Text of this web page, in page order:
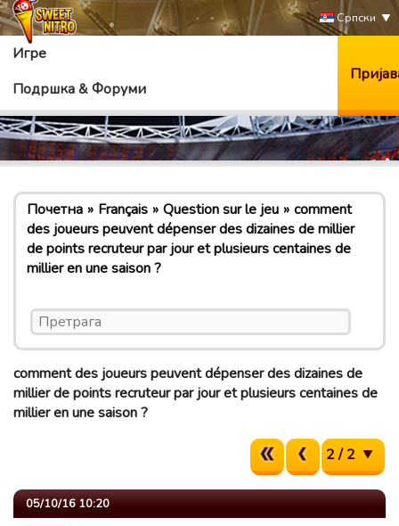
Српски
Игре
Подршка & Форуми
Почетна Français Question sur le jeu
comment
des joueurs peuvent dépenser des dizaines de millier
de points recruteur par jour et plusieurs centaines de
millier en une saison ?
comment des joueurs peuvent dépenser des dizaines de
millier de points recruteur par jour et plusieurs centaines de
millier en une saison ?
2 / 2
05/10/16 10:20